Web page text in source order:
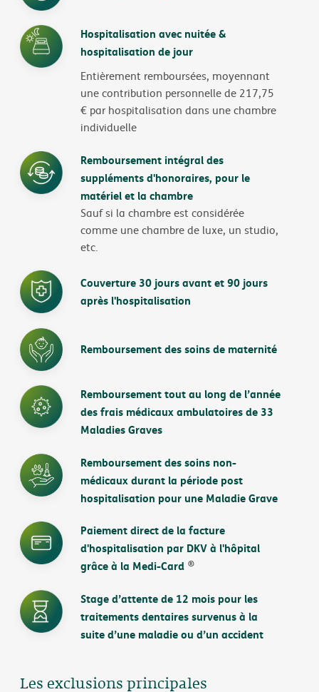
Hospitalisation avec nuitée &
hospitalisation de jour
Entièrement remboursées, moyennant
une contribution personnelle de 217,75
€ par hospitalisation dans une chambre
individuelle
Remboursement intégral des
suppléments d'honoraires, pour le
matériel et la chambre
Sauf si la chambre est considérée
comme une chambre de luxe, un studio,
etc.
Couverture 30 jours avant et 90 jours
après l'hospitalisation
Remboursement des soins de maternité
Remboursement tout au long de l’année
des frais médicaux ambulatoires de 33
Maladies Graves
Remboursement des soins non-
médicaux durant la période post
hospitalisation pour une Maladie Grave
Paiement direct de la facture
d'hospitalisation par DKV à l'hôpital
grâce à la Medi-Card ®
Stage d’attente de 12 mois pour les
traitements dentaires survenus à la
suite d’une maladie ou d’un accident
Les exclusions principales